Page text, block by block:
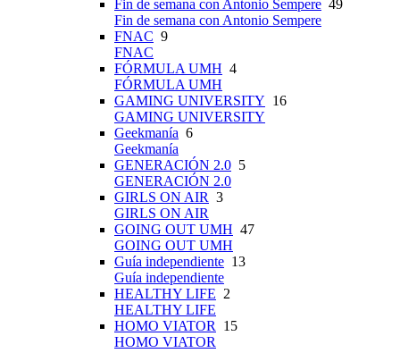
Fin de semana con Antonio Sempere 49
Fin de semana con Antonio Sempere
FNAC 9
FNAC
FÓRMULA UMH 4
FÓRMULA UMH
GAMING UNIVERSITY 16
GAMING UNIVERSITY
Geekmanía 6
Geekmanía
GENERACIÓN 2.0 5
GENERACIÓN 2.0
GIRLS ON AIR 3
GIRLS ON AIR
GOING OUT UMH 47
GOING OUT UMH
Guía independiente 13
Guía independiente
HEALTHY LIFE 2
HEALTHY LIFE
HOMO VIATOR 15
HOMO VIATOR